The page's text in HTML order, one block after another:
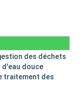
des déchets
douce
traitement des